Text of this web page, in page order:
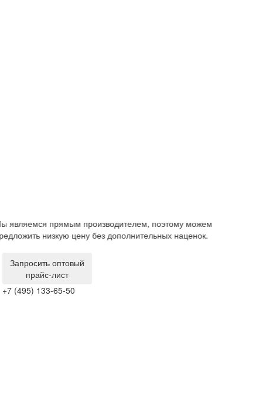
поэтому можем
наценок.
Гарантия на мебель составляет 1 год.
производственным браком мы забираем и
Запросить оптовый
прайс-лист
+7 (495) 133-65-50